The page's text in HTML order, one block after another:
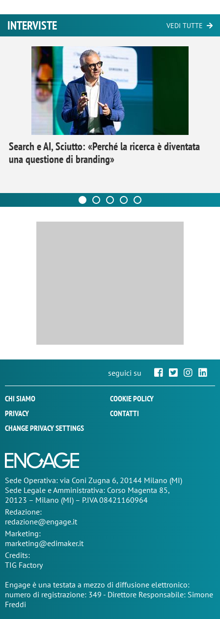
INTERVISTE VEDI TUTTE
Search e AI, Sciutto: «Perché la ricerca è diventata
una questione di branding»
seguici su
CHI SIAMO
COOKIE POLICY
PRIVACY
CONTATTI
CHANGE PRIVACY SETTINGS
Sede Operativa: via Coni Zugna 6, 20144 Milano (MI)
Sede Legale e Amministrativa: Corso Magenta 85,
20123 – Milano (MI) – P.IVA 08421160964
Redazione:
redazione@engage.it
Marketing:
marketing@edimaker.it
Credits:
TIG Factory
Engage è una testata a mezzo di diffusione elettronico:
numero di registrazione: 349 - Direttore Responsabile: Simone
Freddi